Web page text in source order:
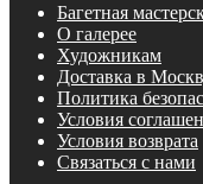
Багетная
О галерее
Художникам
Доставка в
Политика
Условия
Условия возврата
Связаться с нами